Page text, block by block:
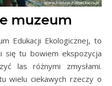
muzeum
Edukacji Ekologicznej, to
się tu bowiem ekspozycja
las różnymi zmysłami.
wielu ciekawych rzeczy o